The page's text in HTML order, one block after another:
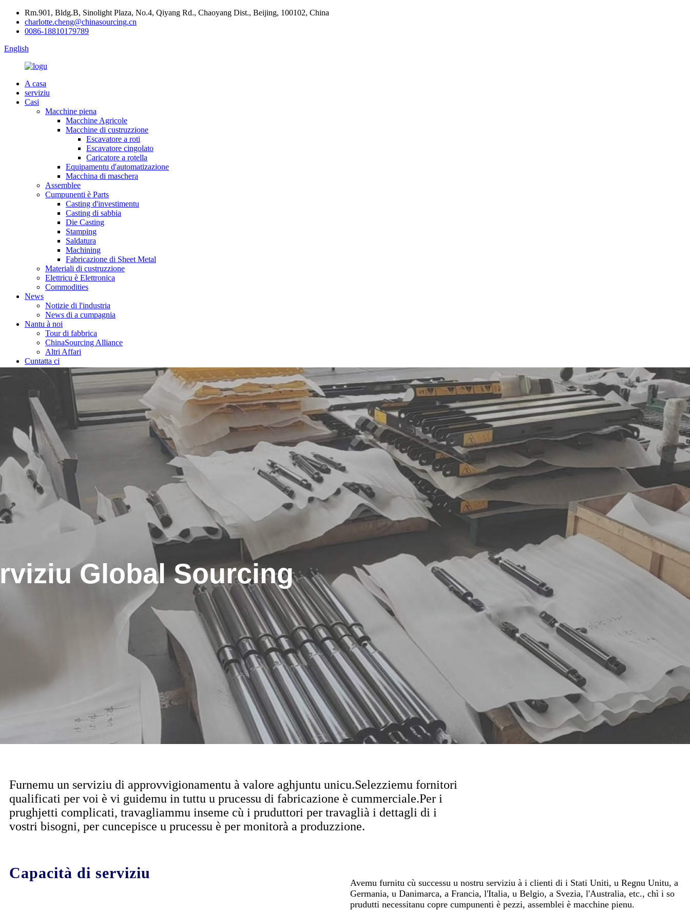
Rm.901, Bldg.B, Sinolight Plaza, No.4, Qiyang Rd., Chaoyang Dist., Beijing, 100102, China
charlotte.cheng@chinasourcing.cn
0086-18810179789
English
A casa
serviziu
Casi
Macchine piena
Macchine Agricole
Macchine di custruzzione
Escavatore a roti
Escavatore cingolato
Caricatore a rotella
Equipamentu d'automatizazione
Macchina di maschera
Assemblee
Cumpunenti è Parts
Casting d'investimentu
Casting di sabbia
Die Casting
Stamping
Saldatura
Machining
Fabricazione di Sheet Metal
Materiali di custruzzione
Elettricu è Elettronica
Commodities
News
Notizie di l'industria
News di a cumpagnia
Nantu à noi
Tour di fabbrica
ChinaSourcing Alliance
Altri Affari
Cuntatta ci
Global Sourcing
Furnemu un serviziu di approvvigionamentu à valore aghjuntu unicu.Selezziemu fornitori
qualificati per voi è vi guidemu in tuttu u prucessu di fabricazione è cummerciale.Per i
prughjetti complicati, travagliammu inseme cù i pruduttori per travaglià i dettagli di i
vostri bisogni, per cuncepisce u prucessu è per monitorà a produzzione.
Capacità di serviziu
Avemu furnitu cù successu u nostru serviziu à i clienti di i Stati Uniti, u Regnu Unitu, a
Germania, u Danimarca, a Francia, l'Italia, u Belgio, a Svezia, l'Australia, etc., chì i so
prudutti necessitanu copre cumpunenti è pezzi, assemblei è macchine pienu.